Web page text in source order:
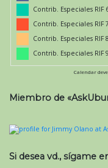
Contrib. Especiales RIF
Contrib. Especiales RIF 7
Contrib. Especiales RIF 8
Contrib. Especiales RIF 9
Calendar
Miembro de
Si desea vd., sígame